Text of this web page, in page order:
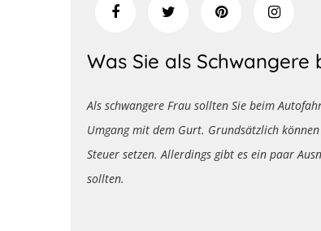
Was Sie als
Als schwangere Frau sollten Sie beim
Umgang mit dem Gurt. Grundsätzlich
Steuer setzen. Allerdings gibt es ein paar
sollten.